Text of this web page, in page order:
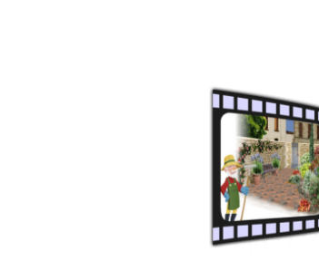
Carottes fourragères pour les
L'herbe pour les lapins
Nourrir les lapereaux
La bonne conduite d'un